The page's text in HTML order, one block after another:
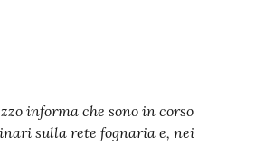
informa che sono in corso
sulla rete fognaria e, nei